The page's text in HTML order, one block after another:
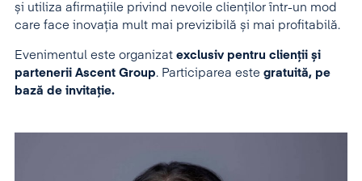
și utiliza afirmațiile privind nevoile clienților într-un mod
care face inovația mult mai previzibilă și mai profitabilă.
Evenimentul este organizat exclusiv pentru clienții și
partenerii Ascent Group. Participarea este gratuită, pe
bază de invitație.